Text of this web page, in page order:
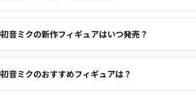
初音ミクの新作フィギュアはいつ発売？
初音ミクのおすすめフィギュアは？